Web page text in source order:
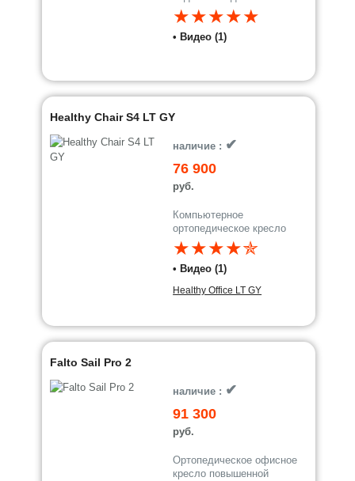
★★★★★
• Видео (1)
Healthy Chair S4 LT GY
наличие : ✔
76 900
руб.
Компьютерное
ортопедическое кресло
★★★★✯
• Видео (1)
Healthy Office LT GY
Falto Sail Pro 2
наличие : ✔
91 300
руб.
Ортопедическое офисное
кресло повышенной